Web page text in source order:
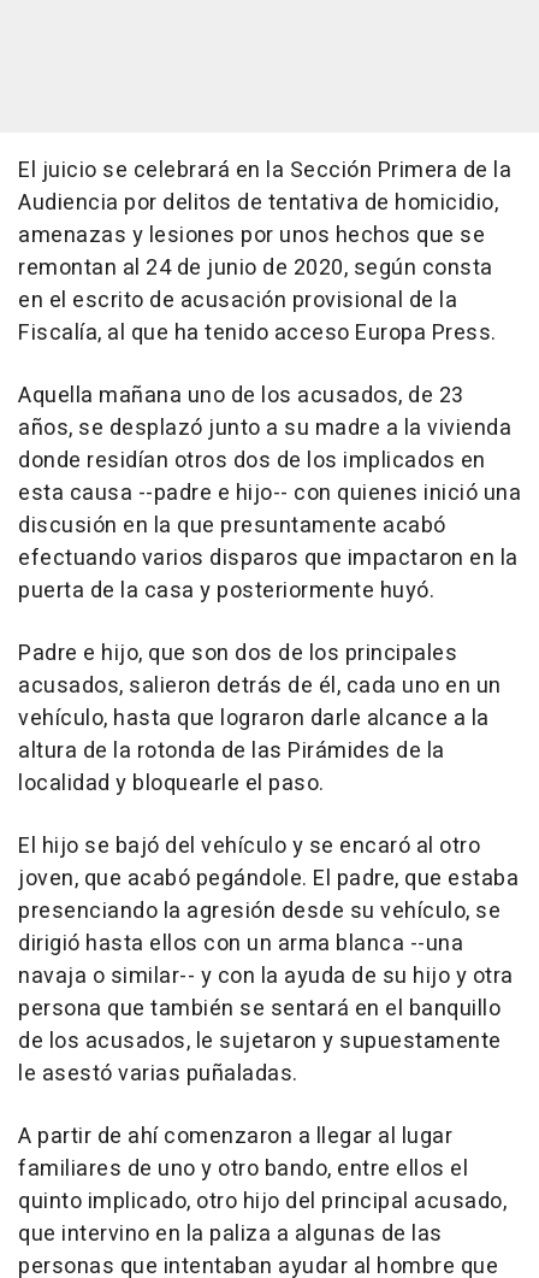
El juicio se celebrará en la Sección Primera de la
Audiencia por delitos de tentativa de homicidio,
amenazas y lesiones por unos hechos que se
remontan al 24 de junio de 2020, según consta
en el escrito de acusación provisional de la
Fiscalía, al que ha tenido acceso Europa Press.
Aquella mañana uno de los acusados, de 23
años, se desplazó junto a su madre a la vivienda
donde residían otros dos de los implicados en
esta causa --padre e hijo-- con quienes inició una
discusión en la que presuntamente acabó
efectuando varios disparos que impactaron en la
puerta de la casa y posteriormente huyó.
Padre e hijo, que son dos de los principales
acusados, salieron detrás de él, cada uno en un
vehículo, hasta que lograron darle alcance a la
altura de la rotonda de las Pirámides de la
localidad y bloquearle el paso.
El hijo se bajó del vehículo y se encaró al otro
joven, que acabó pegándole. El padre, que estaba
presenciando la agresión desde su vehículo, se
dirigió hasta ellos con un arma blanca --una
navaja o similar-- y con la ayuda de su hijo y otra
persona que también se sentará en el banquillo
de los acusados, le sujetaron y supuestamente
le asestó varias puñaladas.
A partir de ahí comenzaron a llegar al lugar
familiares de uno y otro bando, entre ellos el
quinto implicado, otro hijo del principal acusado,
que intervino en la paliza a algunas de las
personas que intentaban ayudar al hombre que